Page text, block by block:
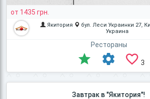
от 1435 грн.
Якитория
бул. Леси Украинки 27,
Украина
Рестораны
3
Завтрак в "Якитория"!